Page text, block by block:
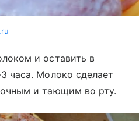
и оставить в
часа. Молоко сделает
и тающим во рту.